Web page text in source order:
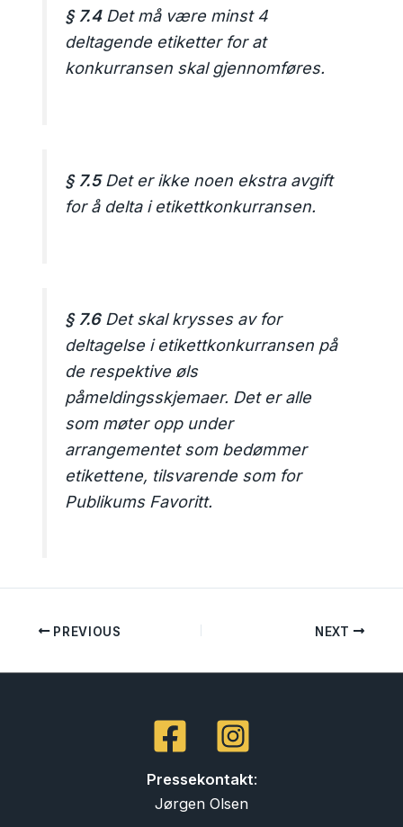
§ 7.4Det må være minst 4
deltagende etiketter for at
konkurransen skal gjennomføres.
§ 7.5Det er ikke noen ekstra avgift
for å delta i etikettkonkurransen.
§ 7.6Det skal krysses av for
deltagelse i etikettkonkurransen på
de respektive øls
påmeldingsskjemaer. Det er alle
som møter opp under
arrangementet som bedømmer
etikettene, tilsvarende som for
Publikums Favoritt.
PREVIOUS NEXT
Pressekontakt:
Jørgen Olsen